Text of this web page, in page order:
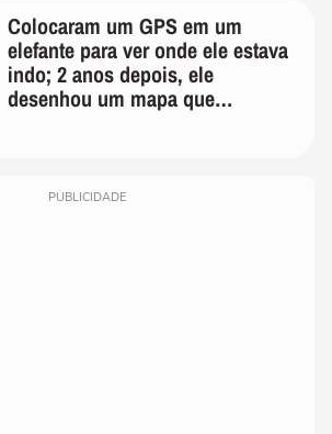
Colocaram um GPS em um
elefante para ver onde ele estava
indo; 2 anos depois, ele
desenhou um mapa que
PUBLICIDADE